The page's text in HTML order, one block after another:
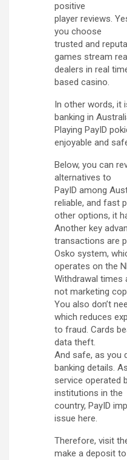
positive
player reviews.
you choose
trusted and
games stream
dealers in real
based casino.
In other words, it
banking in
Playing PayID
enjoyable and
Below, you can
alternatives to
PayID among
reliable, and fast
other options, it
Another key
transactions are
Osko system,
operates on the
Withdrawal times
not marketing
You also don’t
which reduces
to fraud. Cards
data theft.
And safe, as you
banking details.
service operated
institutions in the
country, PayID
issue here.
Therefore, visit
make a deposit